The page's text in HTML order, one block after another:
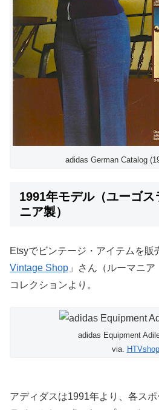
adidas German Catalog
1991年モデル（ユーゴ
ニア製）
Etsyでビンテージ・アイテムを販
Vintage Shop 」さん（ルーマニ
コレクションより。
adidas Equipment
via. HTVshop
アディダスは1991年より、各ス